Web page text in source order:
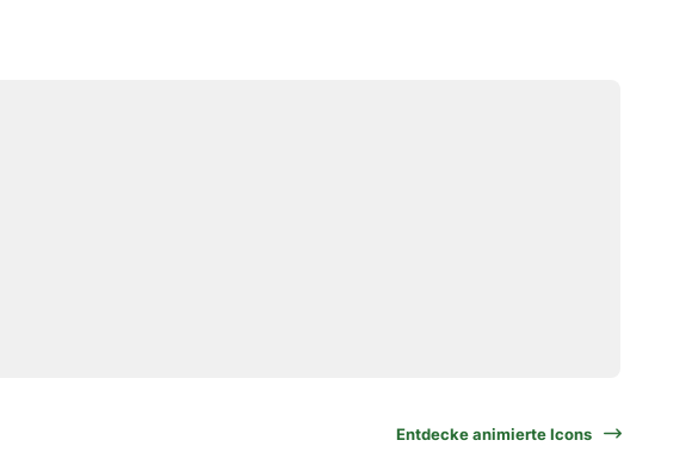
Entdecke animierte Icons